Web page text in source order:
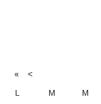
« <
L
M M